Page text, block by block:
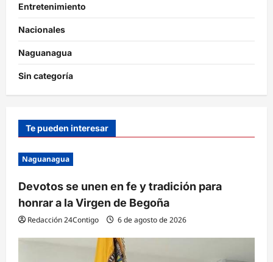
Entretenimiento
Nacionales
Naguanagua
Sin categoría
Te pueden interesar
Naguanagua
Devotos se unen en fe y tradición para
honrar a la Virgen de Begoña
Redacción 24Contigo 6 de agosto de 2026